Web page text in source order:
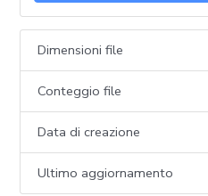
Dimensioni file
Conteggio file
Data di creazione
Ultimo aggiornamento